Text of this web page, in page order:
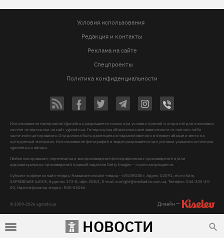
НОВОСТИ
Условия использования
Редакция и контакты
Реклама на сайте
Спецпроекты
Политика конфиденциальности
© 2009-2026 vgorode.ua
Использование материалов Vgorode.ua разрешается только при условии прямой и открытой для поисковых
систем гиперссылки на сайт vgorode.ua. Гиперссылка обязательна вне зависимости от полного либо
частичного цитирования. Она должна быть размещена в подзаголовке или в первом абзаце и вести на
цитируемый материал. Использование фотографий и видео разрешается при условии указания источника
vgorode.ua и автора.
Любое копирование, перепечатка и воспроизведение фотографических произведений и/или
аудиовизуальных произведений правообладателя Getty Images – строго запрещается.
Субъект в сфере онлайн-медиа, Название онлайн-медиа - «VGORODE», Адрес: 02091, місто Київ,
ХАРКІВСЬКЕ ШОСЕ, будинок 172-Б, офіс 208/1, E-mail:sunlight@mediadim.com.ua , Телефон: 044-205-43-
00, Идентификатор медиа - R40-06066
Дизайн —